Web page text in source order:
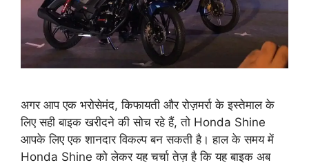
अगर आप एक भरोसेमंद, किफायती और रोज़मर्रा के इस्तेमाल के
लिए सही बाइक खरीदने की सोच रहे हैं, तो Honda Shine
आपके लिए एक शानदार विकल्प बन सकती है। हाल के समय में
Honda Shine को लेकर यह चर्चा तेज़ है कि यह बाइक अब